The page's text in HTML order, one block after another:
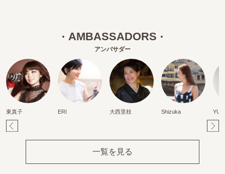
AMBASSADORS
アンバサダー
東真子 ERI 大西里枝 Shizuka
一覧を見る